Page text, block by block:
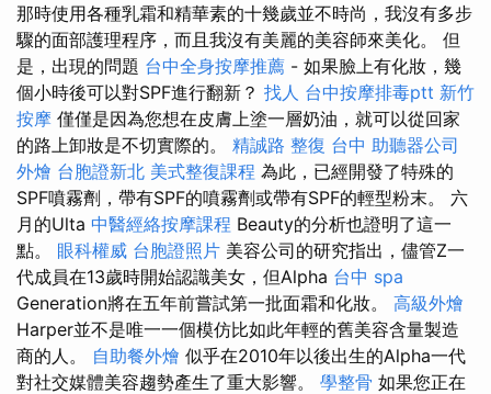
那時使用各種乳霜和精華素的十幾歲並不時尚，我沒有多步
驟的面部護理程序，而且我沒有美麗的美容師來美化。 但
是，出現的問題 台中全身按摩推薦 - 如果臉上有化妝，幾
個小時後可以對SPF進行翻新？ 找人 台中按摩排毒ptt 新竹
按摩 僅僅是因為您想在皮膚上塗一層奶油，就可以從回家
的路上卸妝是不切實際的。 精誠路 整復 台中 助聽器公司
外燴 台胞證新北 美式整復課程 為此，已經開發了特殊的
SPF噴霧劑，帶有SPF的噴霧劑或帶有SPF的輕型粉末。 六
月的Ulta 中醫經絡按摩課程 Beauty的分析也證明了這一
點。 眼科權威 台胞證照片 美容公司的研究指出，儘管Z一
代成員在13歲時開始認識美女，但Alpha 台中 spa
Generation將在五年前嘗試第一批面霜和化妝。 高級外燴
Harper並不是唯一一個模仿比如此年輕的舊美容含量製造
商的人。 自助餐外燴 似乎在2010年以後出生的Alpha一代
對社交媒體美容趨勢產生了重大影響。 學整骨 如果您正在